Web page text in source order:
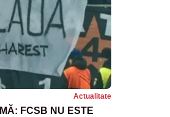
Actualitate
FCSB NU ESTE